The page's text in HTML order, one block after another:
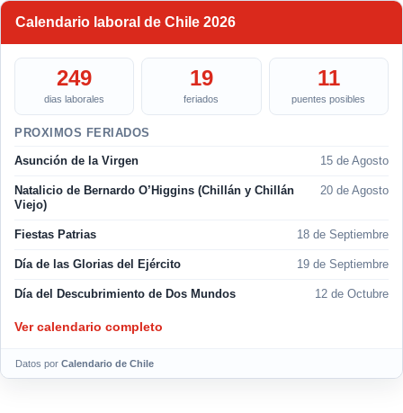
Calendario laboral de Chile 2026
249
dias laborales
19
feriados
11
puentes posibles
PROXIMOS FERIADOS
Asunción de la Virgen 15 de Agosto
Natalicio de Bernardo O’Higgins (Chillán y Chillán
Viejo)
20 de Agosto
Fiestas Patrias 18 de Septiembre
Día de las Glorias del Ejército 19 de Septiembre
Día del Descubrimiento de Dos Mundos 12 de Octubre
Ver calendario completo
Datos por Calendario de Chile